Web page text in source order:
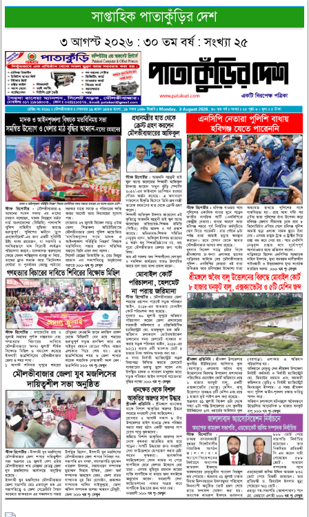
সাপ্তাহিক পাতাকুঁড়ির দেশ
৩ আগস্ট ২০২৬ : ৩০ তম বর্ষ : সংখ্যা ২৫